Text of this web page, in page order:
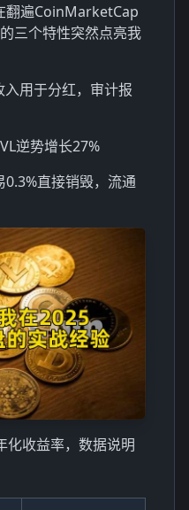
翻遍CoinMarketCap
三个特性突然点亮我
入用于分红，审计报
逆势增长27%
0.3%直接销毁，流通
化收益率，数据说明